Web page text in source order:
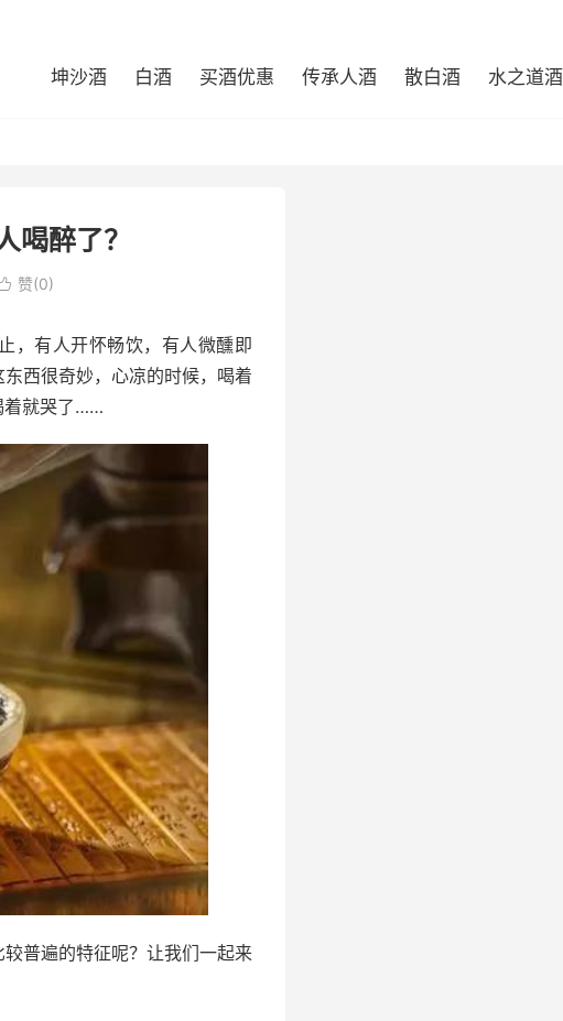
坤沙酒 白酒 买酒优惠 传承人酒 散白酒 水之道酒
喝醉了？
赞(0)
，有人开怀畅饮，有人微醺即
西很奇妙，心凉的时候，喝着
着就哭了……
普遍的特征呢？让我们一起来